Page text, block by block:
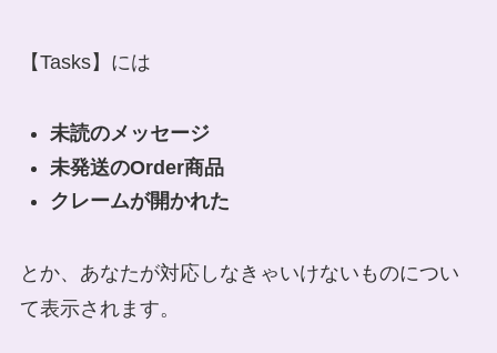
【Tasks】には
未読のメッセージ
未発送のOrder商品
クレームが開かれた
とか、あなたが対応しなきゃいけないものについ
て表示されます。